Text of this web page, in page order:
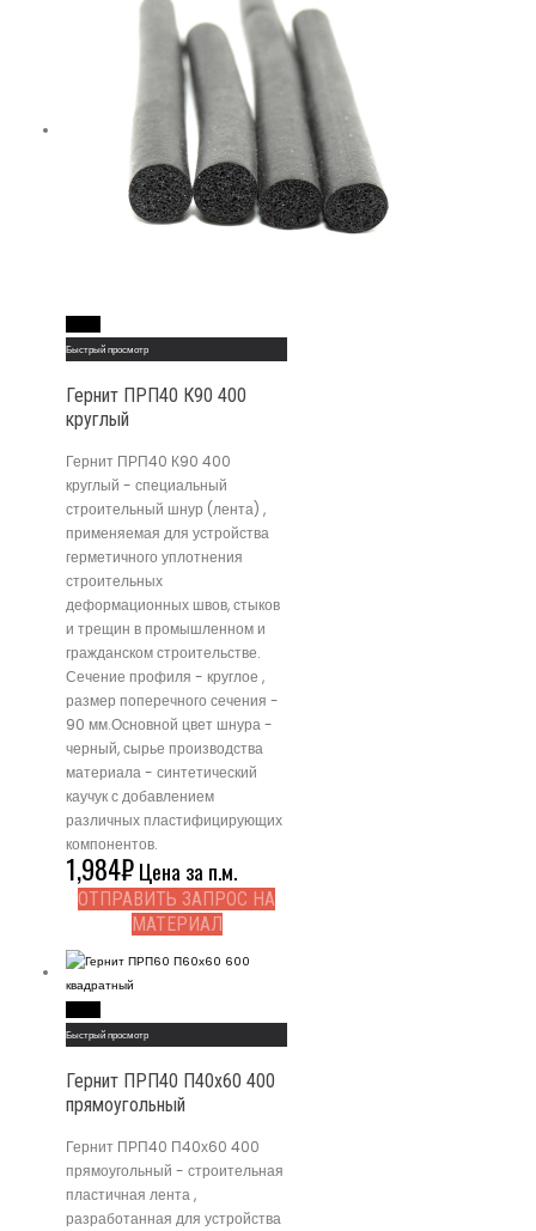
Быстрый просмотр
Гернит ПРП40 К90 400
круглый
Гернит ПРП40 К90 400
круглый - специальный
строительный шнур (лента) ,
применяемая для устройства
герметичного уплотнения
строительных
деформационных швов, стыков
и трещин в промышленном и
гражданском строительстве.
Сечение профиля - круглое ,
размер поперечного сечения -
90 мм.Основной цвет шнура -
черный, сырье производства
материала - синтетический
каучук с добавлением
различных пластифицирующих
компонентов.
1,984₽Цена за п.м.
ОТПРАВИТЬ ЗАПРОС НА
МАТЕРИАЛ
Быстрый просмотр
Гернит ПРП40 П40х60 400
прямоугольный
Гернит ПРП40 П40х60 400
прямоугольный - строительная
пластичная лента ,
разработанная для устройства